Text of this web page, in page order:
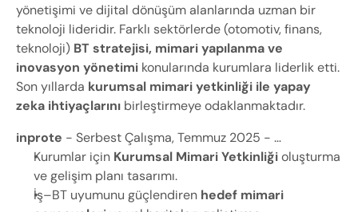
yönetişimi ve dijital dönüşüm alanlarında uzman bir
teknoloji lideridir. Farklı sektörlerde (otomotiv, finans,
teknoloji) BT stratejisi, mimari yapılanma ve
inovasyon yönetimi konularında kurumlara liderlik etti.
Son yıllarda kurumsal mimari yetkinliği ile yapay
zeka ihtiyaçlarını birleştirmeye odaklanmaktadır.
inprote - Serbest Çalışma, Temmuz 2025 - …
Kurumlar için Kurumsal Mimari Yetkinliği oluşturma
ve gelişim planı tasarımı.
İş–BT uyumunu güçlendiren hedef mimari